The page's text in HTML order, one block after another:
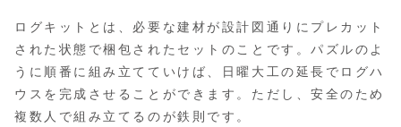
ログキットとは、必要な建材が設計図通りにプレカット
された状態で梱包されたセットのことです。パズルのよ
うに順番に組み立てていけば、日曜大工の延長でログハ
ウスを完成させることができます。ただし、安全のため
複数人で組み立てるのが鉄則です。